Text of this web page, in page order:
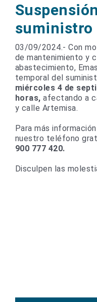
suministro
03/09/2024.- Con
de mantenimiento y
abastecimiento,
temporal del
miércoles 4 de
horas,afectando a
y calle Artemisa.
Para más
nuestro teléfono
900 777 420.
Disculpen las